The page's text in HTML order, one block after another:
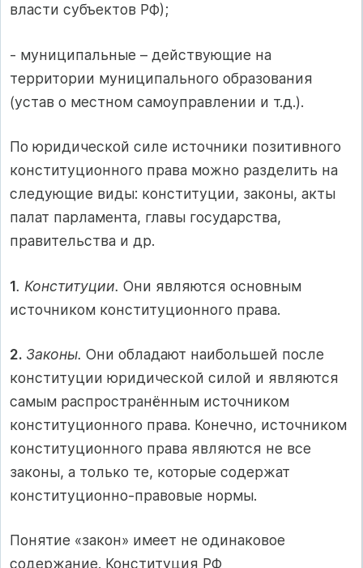
власти субъектов РФ);
‑ муниципальные – действующие на
территории муниципального образования
(устав о местном самоуправлении и т.д.).
По юридической силе источники позитивного
конституционного права можно разделить на
следующие виды: конституции, законы, акты
палат парламента, главы государства,
правительства и др.
1. Конституции. Они являются основным
источником конституционного права.
2. Законы. Они обладают наибольшей после
конституции юридической силой и являются
самым распространённым источником
конституционного права. Конечно, источником
конституционного права являются не все
законы, а только те, которые содержат
конституционно-правовые нормы.
Понятие «закон» имеет не одинаковое
содержание. Конституция РФ